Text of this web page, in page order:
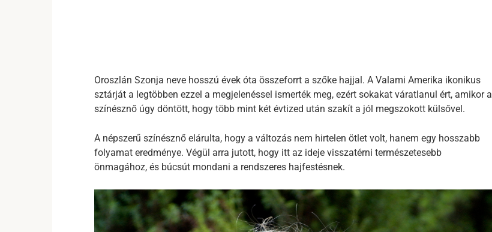
Oroszlán Szonja neve hosszú évek óta összeforrt a szőke hajjal. A Valami Amerika ikonikus
sztárját a legtöbben ezzel a megjelenéssel ismerték meg, ezért sokakat váratlanul ért, amikor a
színésznő úgy döntött, hogy több mint két évtized után szakít a jól megszokott külsővel.
A népszerű színésznő elárulta, hogy a változás nem hirtelen ötlet volt, hanem egy hosszabb
folyamat eredménye. Végül arra jutott, hogy itt az ideje visszatérni természetesebb
önmagához, és búcsút mondani a rendszeres hajfestésnek.